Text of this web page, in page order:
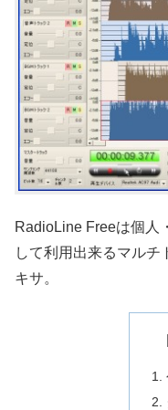
RadioLine Freeは個人
して利用出来るマルチ
キサ。